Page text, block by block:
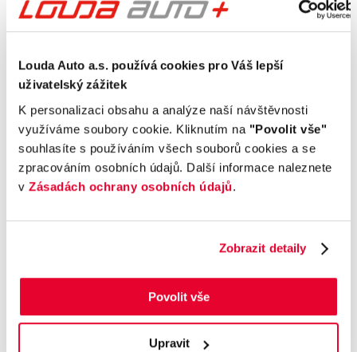
Louda Auto a.s. používá cookies pro Váš lepší
uživatelský zážitek
K personalizaci obsahu a analýze naší návštěvnosti
využíváme soubory cookie. Kliknutím na "Povolit vše"
souhlasíte s používáním všech souborů cookies a se
zpracováním osobních údajů. Další informace naleznete
v Zásadách ochrany osobních údajů.
Zobrazit detaily
Povolit vše
Upravit
Výbava
Vnější vzhled a výbava
Komfort
Bezpečnost a technika
Příplatková výbava
Údaje obsažené v této kartě vozu mají
občanského zákoníku, ani se nejedná o veřejný
příslib dle § 1733 občanského zákoníku. Z této
indikativní nabídky nevzniká nárok na uzavření